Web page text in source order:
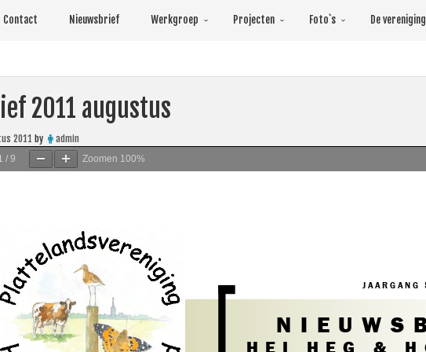
Contact Nieuwsbrief Werkgroep Projecten Foto`s De vereniging
2011 augustus
2011 by admin
/9 Zoomen 100%